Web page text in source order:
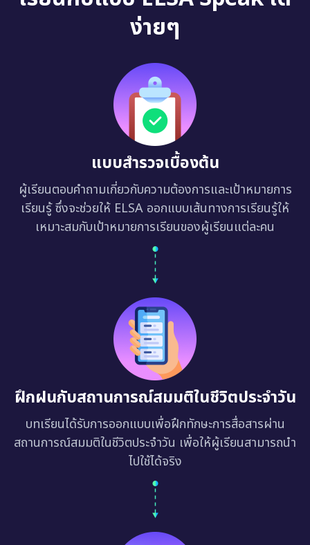
ง่ายๆ
แบบสำรวจเบื้องต้น
ผู้เรียนตอบคำถามเกี่ยวกับความต้องการและเป้าหมายการ
เรียนรู้ ซึ่งจะช่วยให้ ELSA ออกแบบเส้นทางการเรียนรู้ให้
เหมาะสมกับเป้าหมายการเรียนของผู้เรียนแต่ละคน
ฝึกฝนกับสถานการณ์สมมติในชีวิตประจำวัน
บทเรียนได้รับการออกแบบเพื่อฝึกทักษะการสื่อสารผ่าน
สถานการณ์สมมติในชีวิตประจำวัน เพื่อให้ผู้เรียนสามารถนำ
ไปใช้ได้จริง